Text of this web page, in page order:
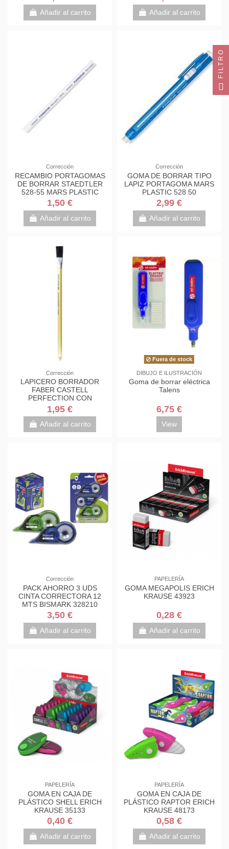
Añadir al carrito Añadir al carrito
Corrección
RECAMBIO PORTAGOMAS
DE BORRAR STAEDTLER
528-55 MARS PLASTIC
UNIDAD
1,50 €
Añadir al carrito
Corrección
GOMA DE BORRAR TIPO
LAPIZ PORTAGOMA MARS
PLASTIC 528 50
2,99 €
Añadir al carrito
Corrección
LAPICERO BORRADOR
FABER CASTELL
PERFECTION CON
ESCOBILLA
1,95 €
Añadir al carrito
Fuera de stock
DIBUJO E ILUSTRACIÓN
Goma de borrar eléctrica
Talens
6,75 €
View
Corrección
PACK AHORRO 3 UDS
CINTA CORRECTORA 12
MTS BISMARK 328210
3,50 €
Añadir al carrito
PAPELERÍA
GOMA MEGAPOLIS ERICH
KRAUSE 43923
0,28 €
Añadir al carrito
PAPELERÍA
GOMA EN CAJA DE
PLÁSTICO SHELL ERICH
KRAUSE 35133
0,40 €
Añadir al carrito
PAPELERÍA
GOMA EN CAJA DE
PLÁSTICO RAPTOR ERICH
KRAUSE 48173
0,58 €
Añadir al carrito
FILTRO